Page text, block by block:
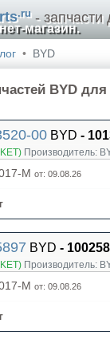
.ru- запчасти
магазин.
BYD
BYD
00 BYD -
Производитель:
M от: 09.08.26
BYD -
Производитель:
M от: 09.08.26